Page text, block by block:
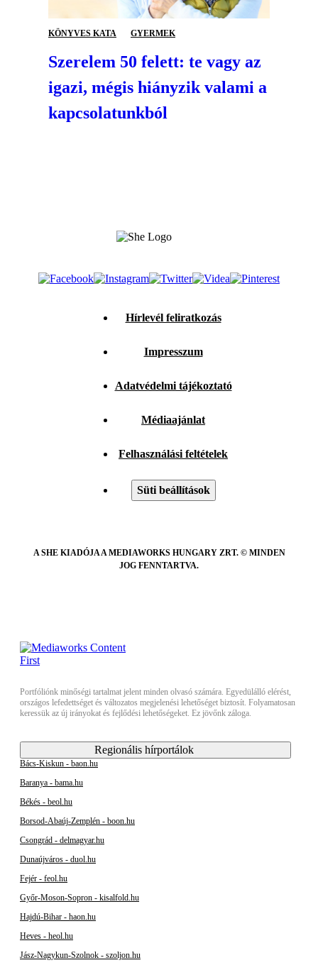
KÖNYVES KATA GYERMEK
Szerelem 50 felett: te vagy az
igazi, mégis hiányzik valami a
kapcsolatunkból
Hírlevél feliratkozás
Impresszum
Adatvédelmi tájékoztató
Médiaajánlat
Felhasználási feltételek
Süti beállítások
A SHE KIADÓJA A MEDIAWORKS HUNGARY ZRT. © MINDEN
JOG FENNTARTVA.
Portfóliónk minőségi tartalmat jelent minden olvasó számára. Egyedülálló elérést,
országos lefedettséget és változatos megjelenési lehetőséget biztosít. Folyamatosan
keressük az új irányokat és fejlődési lehetőségeket. Ez jövőnk záloga.
Regionális hírportálok
Bács-Kiskun - baon.hu
Baranya - bama.hu
Békés - beol.hu
Borsod-Abaúj-Zemplén - boon.hu
Csongrád - delmagyar.hu
Dunaújváros - duol.hu
Fejér - feol.hu
Győr-Moson-Sopron - kisalfold.hu
Hajdú-Bihar - haon.hu
Heves - heol.hu
Jász-Nagykun-Szolnok - szoljon.hu